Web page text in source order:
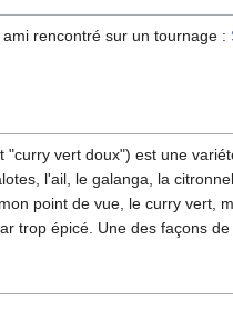
rencontré sur un tournage :
vert doux") est une
l'ail, le galanga, la
point de vue, le curry vert,
trop épicé. Une des façons